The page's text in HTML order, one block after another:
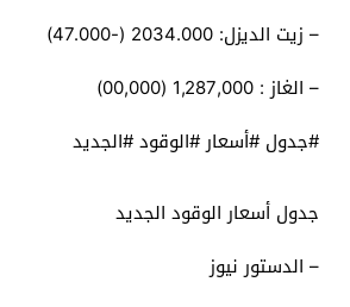
– زيت الديزل: 2034.000 (-47.000)
– الغاز : 1,287,000 (00,000)
#جدول #أسعار #الوقود #الجديد
جدول أسعار الوقود الجديد
– الدستور نيوز